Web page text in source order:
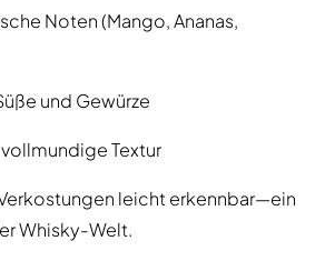
Noten (Mango, Ananas,
und Gewürze
Textur
leicht erkennbar—ein
Whisky-Welt.